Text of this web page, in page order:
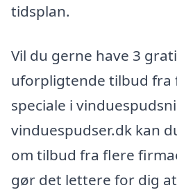
tidsplan.
Vil du gerne have 3
uforpligtende tilbud fra
speciale i
vinduespudser.dk kan
om tilbud fra flere
gør det lettere for dig